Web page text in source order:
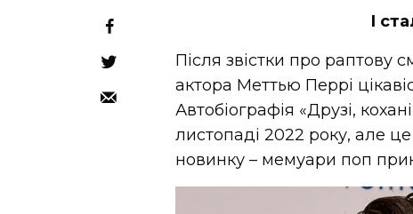
І
Після звістки про раптову
актора Меттью Перрі
Автобіографія «Друзі,
листопаді 2022 року, але
новинку – мемуари поп